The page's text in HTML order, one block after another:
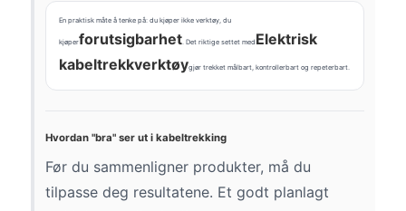
En praktisk måte å tenke på: du kjøper ikke verktøy, du
kjøperforutsigbarhet . Det riktige settet med Elektrisk
kabeltrekkverktøygjør trekket målbart, kontrollerbart og repeterbart.
Hvordan "bra" ser ut i kabeltrekking
Før du sammenligner produkter, må du
tilpasse deg resultatene. Et godt planlagt